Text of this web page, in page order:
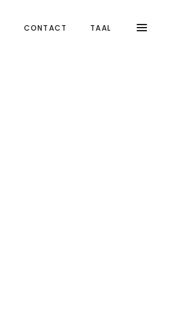
CONTACT TAAL